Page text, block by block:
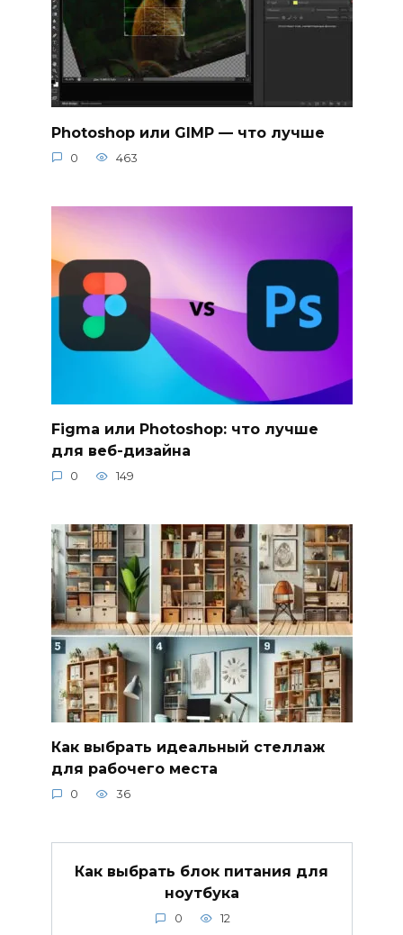
Photoshop или GIMP — что лучше
0 463
Figma или Photoshop: что лучше
для веб-дизайна
0 149
Как выбрать идеальный стеллаж
для рабочего места
0 36
Как выбрать блок питания для
ноутбука
0 12